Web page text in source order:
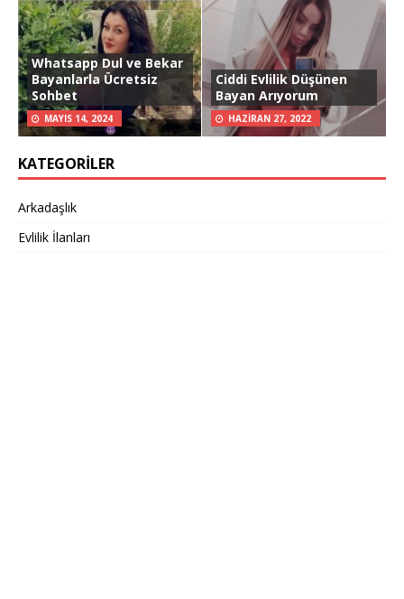
Whatsapp Dul ve Bekar
Bayanlarla Ücretsiz
Sohbet
MAYIS 14, 2024
Ciddi Evlilik Düşünen
Bayan Arıyorum
HAZIRAN 27, 2022
KATEGORILER
Arkadaşlık
Evlilik İlanları